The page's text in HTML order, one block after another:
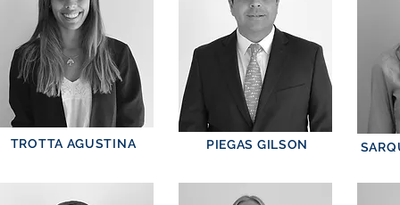
TROTTA AGUSTINA PIEGAS GILSON